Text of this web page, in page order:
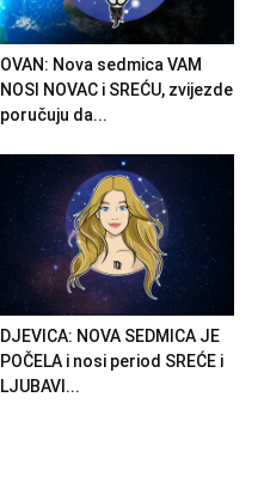
OVAN: Nova sedmica VAM
NOSI NOVAC i SREĆU, zvijezde
poručuju da...
DJEVICA: NOVA SEDMICA JE
POČELA i nosi period SREĆE i
LJUBAVI...